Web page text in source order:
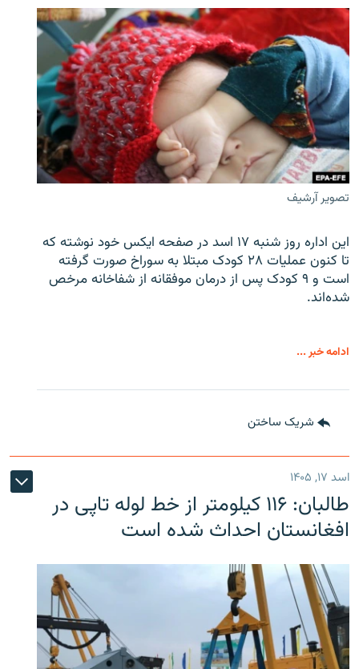
تصویر آرشیف
این اداره روز شنبه ۱۷ اسد در صفحه ایکس خود نوشته که
تا کنون عملیات ۲۸ کودک مبتلا به سوراخ صورت گرفته
است و ۹ کودک پس از درمان موفقانه از شفاخانه مرخص
شده‌اند.
ادامه خبر ...
شریک ساختن
اسد ۱۷, ۱۴۰۵
طالبان: ۱۱۶ کیلومتر از خط لوله تاپی در
افغانستان احداث شده است